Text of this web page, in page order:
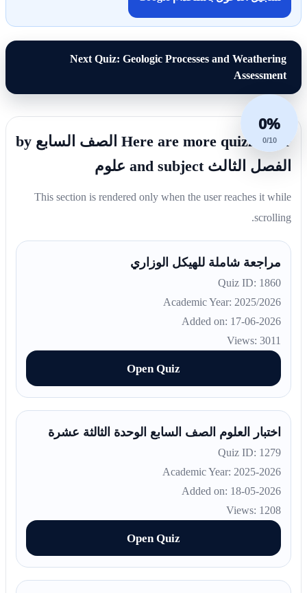
Next Quiz: Geologic Processes and Weathering
Assessment
0%
0/10
Here are more quizzes for الصف السابع by
الفصل الثالث and subject علوم
This section is rendered only when the user reaches it while
scrolling.
مراجعة شاملة للهيكل الوزاري
Quiz ID: 1860
Academic Year: 2025/2026
Added on: 17-06-2026
Views: 3011
Open Quiz
اختبار العلوم الصف السابع الوحدة الثالثة عشرة
Quiz ID: 1279
Academic Year: 2025-2026
Added on: 18-05-2026
Views: 1208
Open Quiz